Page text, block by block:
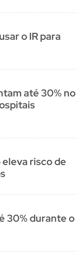
o IR para
até 30% no
risco de
30% durante o